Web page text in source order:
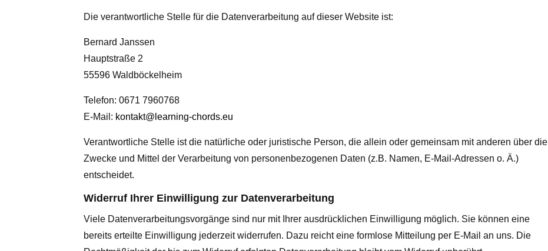
Die verantwortliche Stelle für die Datenverarbeitung auf dieser Website ist:
Bernard Janssen
Hauptstraße 2
55596 Waldböckelheim
Telefon: 0671 7960768
E-Mail: kontakt@learning-chords.eu
Verantwortliche Stelle ist die natürliche oder juristische Person, die allein oder gemeinsam mit anderen über die
Zwecke und Mittel der Verarbeitung von personenbezogenen Daten (z.B. Namen, E-Mail-Adressen o. Ä.)
entscheidet.
Widerruf Ihrer Einwilligung zur Datenverarbeitung
Viele Datenverarbeitungsvorgänge sind nur mit Ihrer ausdrücklichen Einwilligung möglich. Sie können eine
bereits erteilte Einwilligung jederzeit widerrufen. Dazu reicht eine formlose Mitteilung per E-Mail an uns. Die